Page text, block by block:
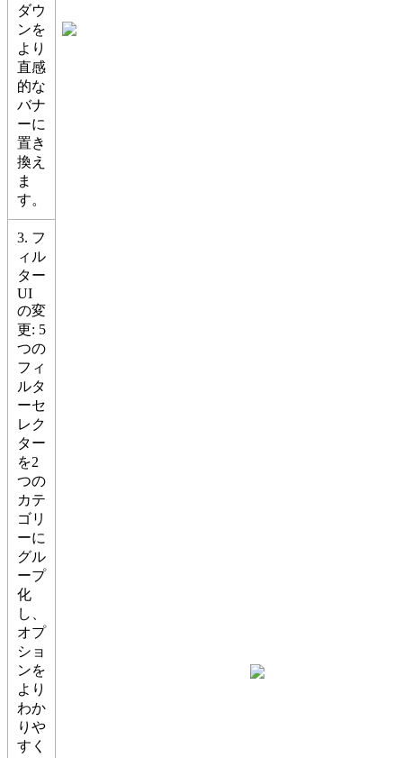
ダウ
ンを
より
直感
的な
バナ
ーに
置き
換え
ま
す。
3. フ
ィル
ター
UI
の変
更: 5
つの
フィ
ルタ
ーセ
レク
ター
を2
つの
カテ
ゴリ
ーに
グル
ープ
化
し、
オプ
ショ
ンを
より
わか
りや
すく